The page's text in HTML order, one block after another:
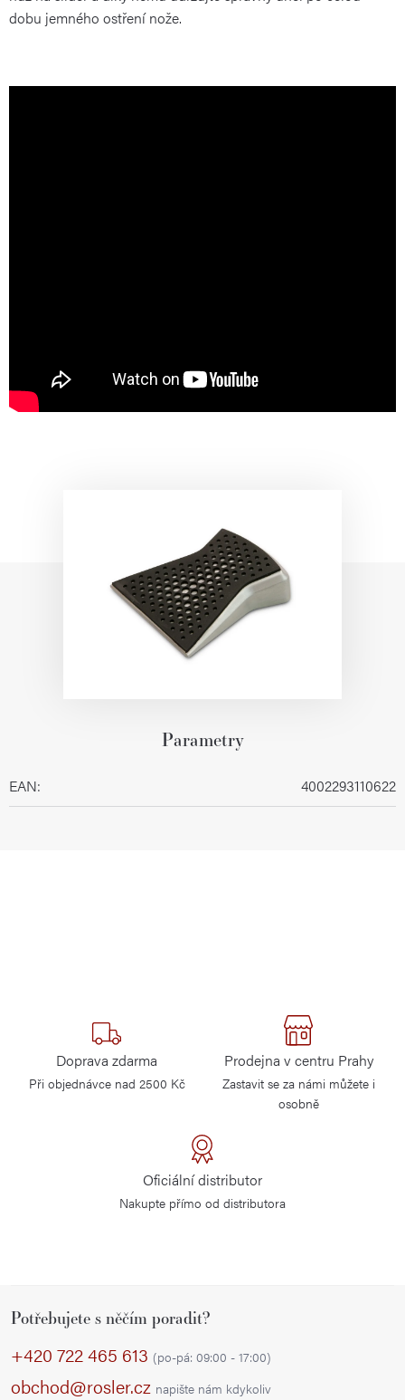
dobu jemného ostření nože.
Parametry
EAN: 4002293110622
Doprava zdarma
Při objednávce nad 2500 Kč
Prodejna v centru Prahy
Zastavit se za námi můžete i
osobně
Oficiální distributor
Nakupte přímo od distributora
Potřebujete s něčím poradit?
+420 722 465 613 (po-pá: 09:00 - 17:00)
obchod@rosler.cz napište nám kdykoliv